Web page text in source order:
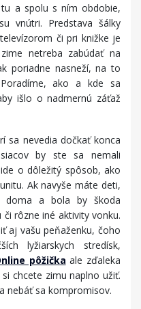
a spolu s ním obdobie,
vnútri. Predstava šálky
či pri knižke je
netreba zabúdať na
poriadne nasneží, na to
ako a kde sa
išlo o nadmernú záťaž
sa nevedia dočkať konca
by ste sa nemali
o dôležitý spôsob, ako
Ak navyše máte deti,
doma a bola by škoda
rôzne iné aktivity vonku.
aj vašu peňaženku, čoho
lyžiarskych stredísk,
pôžička ale zďaleka
chcete zimu naplno užiť.
nebáť sa kompromisov.